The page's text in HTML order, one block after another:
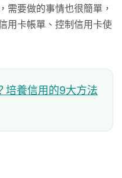
需要做的事情也很簡單，
用卡帳單、控制信用卡使
培養信用的9大方法